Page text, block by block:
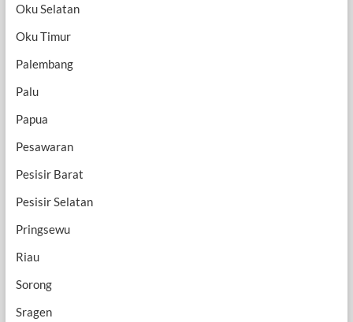
Oku Selatan
Oku Timur
Palembang
Palu
Papua
Pesawaran
Pesisir Barat
Pesisir Selatan
Pringsewu
Riau
Sorong
Sragen